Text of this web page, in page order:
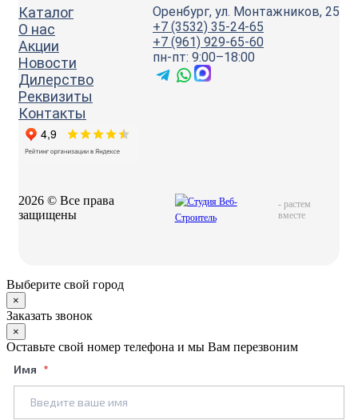
Каталог
О нас
Акции
Новости
Дилерство
Реквизиты
Контакты
Оренбург, ул. Монтажников, 25
+7 (3532) 35-24-65
+7 (961) 929-65-60
пн-пт: 9:00–18:00
2026 © Все права
защищены
- растем
вместе
Выберите свой город
×
Заказать звонок
×
Оставьте свой номер телефона и мы Вам перезвоним
Имя